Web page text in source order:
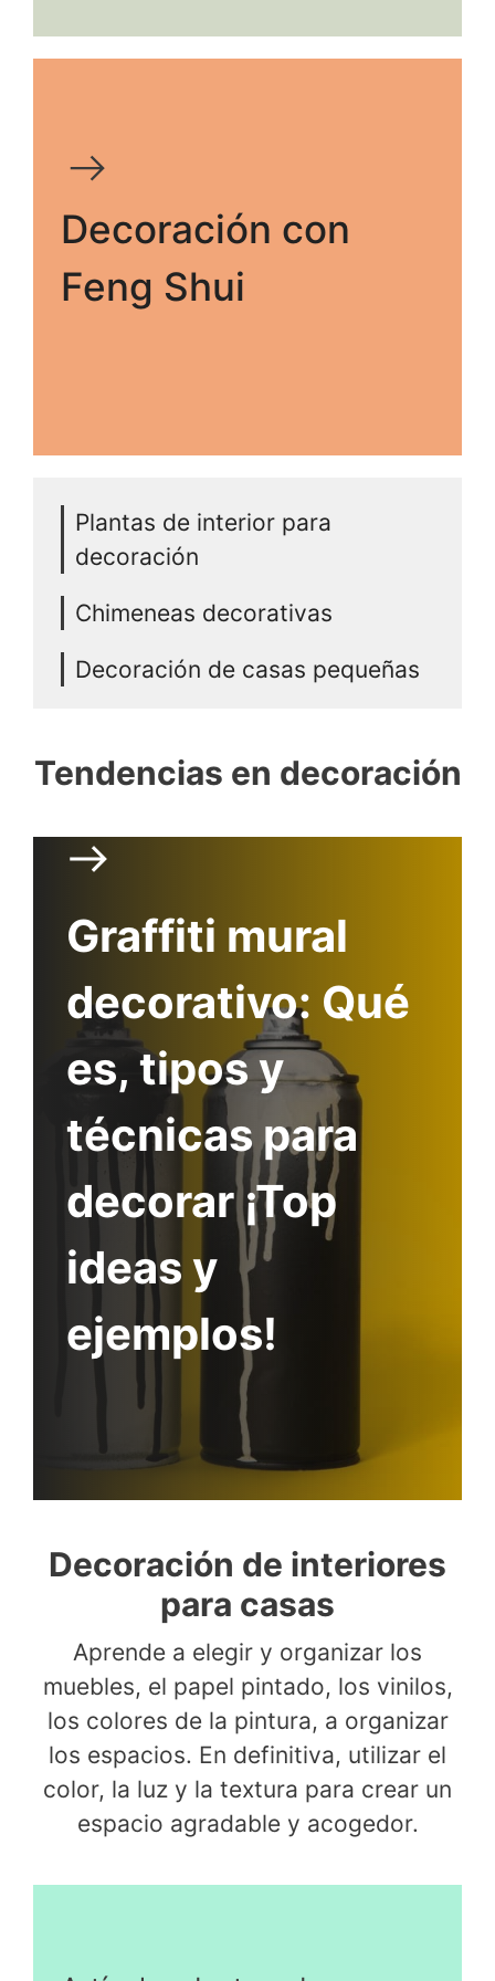
Decoración con
Feng Shui
Plantas de interior para
decoración
Chimeneas decorativas
Decoración de casas pequeñas
Tendencias en decoración
Graffiti mural
decorativo: Qué
es, tipos y
técnicas para
decorar ¡Top
ideas y
ejemplos!
Decoración de interiores
para casas
Aprende a elegir y organizar los
muebles, el papel pintado, los vinilos,
los colores de la pintura, a organizar
los espacios. En definitiva, utilizar el
color, la luz y la textura para crear un
espacio agradable y acogedor.